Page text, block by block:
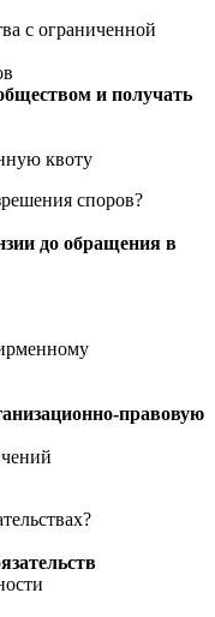
с ограниченной
и получать
квоту
споров?
до обращения в
правовую